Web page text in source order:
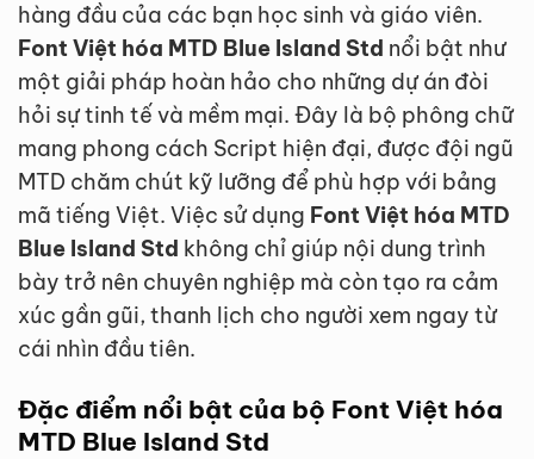
hàng đầu của các bạn học sinh và giáo viên.
Font Việt hóa MTD Blue Island Std nổi bật như
một giải pháp hoàn hảo cho những dự án đòi
hỏi sự tinh tế và mềm mại. Đây là bộ phông chữ
mang phong cách Script hiện đại, được đội ngũ
MTD chăm chút kỹ lưỡng để phù hợp với bảng
mã tiếng Việt. Việc sử dụng Font Việt hóa MTD
Blue Island Std không chỉ giúp nội dung trình
bày trở nên chuyên nghiệp mà còn tạo ra cảm
xúc gần gũi, thanh lịch cho người xem ngay từ
cái nhìn đầu tiên.
Đặc điểm nổi bật của bộ Font Việt hóa
MTD Blue Island Std